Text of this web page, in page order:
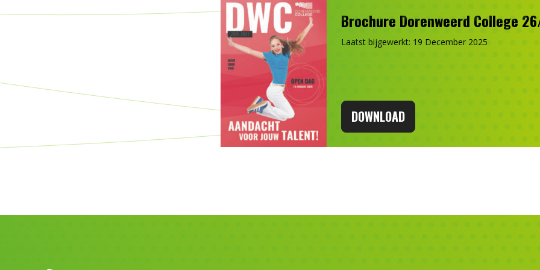
Brochure Dorenweerd College
Laatst bijgewerkt: 19 December 2025
DOWNLOAD